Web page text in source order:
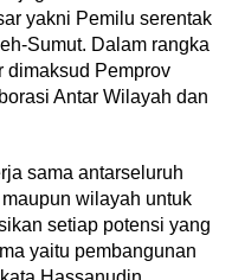
yakni Pemilu serentak
Sumut. Dalam rangka
dimaksud Pemprov
Antar Wilayah dan
sama antarseluruh
wilayah untuk
setiap potensi yang
yaitu pembangunan